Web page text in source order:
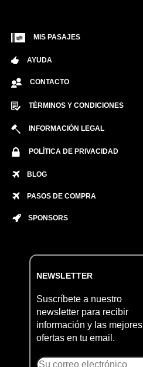
MIS PASAJES
AYUDA
CONTACTO
TÉRMINOS Y CONDICIONES
INFORMACIÓN LEGAL
POLÍTICA DE PRIVACIDAD
BLOG
PASOS DE COMPRA
SPONSORS
NEWSLETTER
Suscríbete a nuestro
newsletter para recibir
información y las mejores
ofertas en tu email.